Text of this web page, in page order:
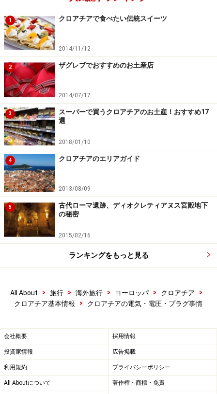
1 クロアチアで食べたい伝統スイーツ
2014/11/12
2 ザグレブでおすすめのお土産店
2014/07/17
3
スーパーで買うクロアチアのお土産！おすすめ17
選
2018/01/10
4 クロアチアのエリアガイド
2013/08/09
5
古代ローマ遺跡、ディオクレティアヌス宮殿地下
の秘密
2015/02/16
ランキングをもっと見る
All About > 旅行 > 海外旅行 > ヨーロッパ > クロアチア
>
クロアチア基本情報
> クロアチアの電気・電圧・プラグ事情
会社概要 採用情報
投資家情報 広告掲載
利用規約 プライバシーポリシー
All Aboutについて 著作権・商標・免責